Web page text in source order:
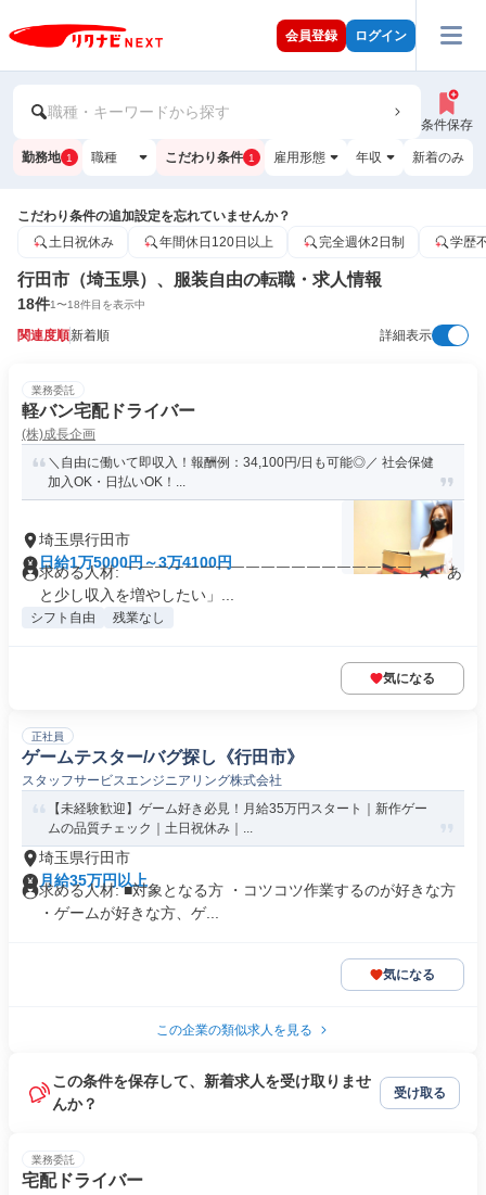
会員登録 ログイン
職種・キーワードから探す
条件保存
勤務地 1 職種 こだわり条件 1 雇用形態 年収 新着のみ
こだわり条件の追加設定を忘れていませんか？
土日祝休み
年間休日120日以上 完全週休2日制 学歴
行田市（埼玉県）、服装自由の転職・求人情報
18件1〜18件目を表示中
関連度順新着順 詳細表示
業務委託
軽バン宅配ドライバー
(株)成長企画
＼自由に働いて即収入！報酬例：34,100円/日も可能◎／ 社会保健
加入OK・日払いOK！...
埼玉県行田市
日給1万5000円～3万4100円
求める人材: ￣￣￣￣￣￣￣￣￣￣￣￣￣￣￣￣￣￣￣ ★「あ
と少し収入を増やしたい」...
シフト自由 残業なし
気になる
正社員
ゲームテスター/バグ探し《行田市》
スタッフサービスエンジニアリング株式会社
【未経験歓迎】ゲーム好き必見！月給35万円スタート｜新作ゲー
ムの品質チェック｜土日祝休み｜...
埼玉県行田市
月給35万円以上
求める人材: ■対象となる方 ・コツコツ作業するのが好きな方
・ゲームが好きな方、ゲ...
気になる
この企業の類似求人を見る
この条件を保存して、新着求人を受け取りませ
んか？
受け取る
業務委託
宅配ドライバー